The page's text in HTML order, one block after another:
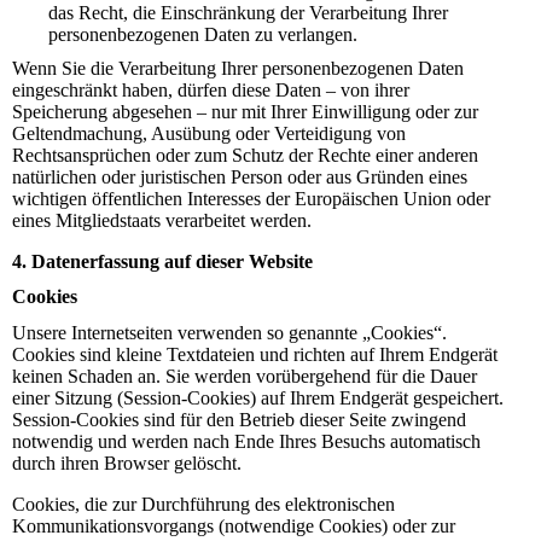
das Recht, die Einschränkung der Verarbeitung Ihrer
personenbezogenen Daten zu verlangen.
Wenn Sie die Verarbeitung Ihrer personenbezogenen Daten
eingeschränkt haben, dürfen diese Daten – von ihrer
Speicherung abgesehen – nur mit Ihrer Einwilligung oder zur
Geltendmachung, Ausübung oder Verteidigung von
Rechtsansprüchen oder zum Schutz der Rechte einer anderen
natürlichen oder juristischen Person oder aus Gründen eines
wichtigen öffentlichen Interesses der Europäischen Union oder
eines Mitgliedstaats verarbeitet werden.
4. Datenerfassung auf dieser Website
Cookies
Unsere Internetseiten verwenden so genannte „Cookies“.
Cookies sind kleine Textdateien und richten auf Ihrem Endgerät
keinen Schaden an. Sie werden vorübergehend für die Dauer
einer Sitzung (Session-Cookies) auf Ihrem Endgerät gespeichert.
Session-Cookies sind für den Betrieb dieser Seite zwingend
notwendig und werden nach Ende Ihres Besuchs automatisch
durch ihren Browser gelöscht.
Cookies, die zur Durchführung des elektronischen
Kommunikationsvorgangs (notwendige Cookies) oder zur